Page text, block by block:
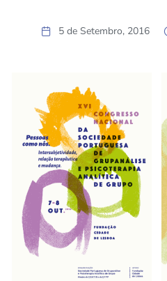
5 de Setembro, 2016